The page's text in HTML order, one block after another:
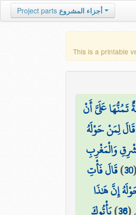
Project parts أجزاء المشروع
This is a printable
عَلَيَّ أَنْ
قَالَ لِمَنْ حَوْلَهُ
وَالْمَغْرِبِ
(
30
)قَالَ فَأْتِ
إِنَّ هَٰذَا